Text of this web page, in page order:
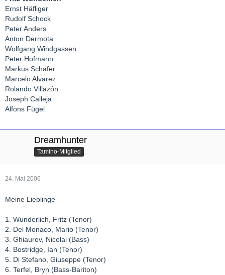
Ernst Häfliger
Rudolf Schock
Peter Anders
Anton Dermota
Wolfgang Windgassen
Peter Hofmann
Markus Schäfer
Marcelo Alvarez
Rolando Villazón
Joseph Calleja
Alfons Fügel
Dreamhunter
Tamino-Mitglied
24. Mai 2006
Meine Lieblinge -
1. Wunderlich, Fritz (Tenor)
2. Del Monaco, Mario (Tenor)
3. Ghiaurov, Nicolai (Bass)
4. Bostridge, Ian (Tenor)
5. Di Stefano, Giuseppe (Tenor)
6. Terfel, Bryn (Bass-Bariton)